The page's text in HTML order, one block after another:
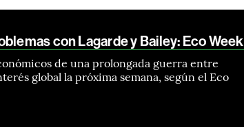
con Lagarde y Bailey: Eco Week
de una prolongada guerra entre
global la próxima semana, según el Eco